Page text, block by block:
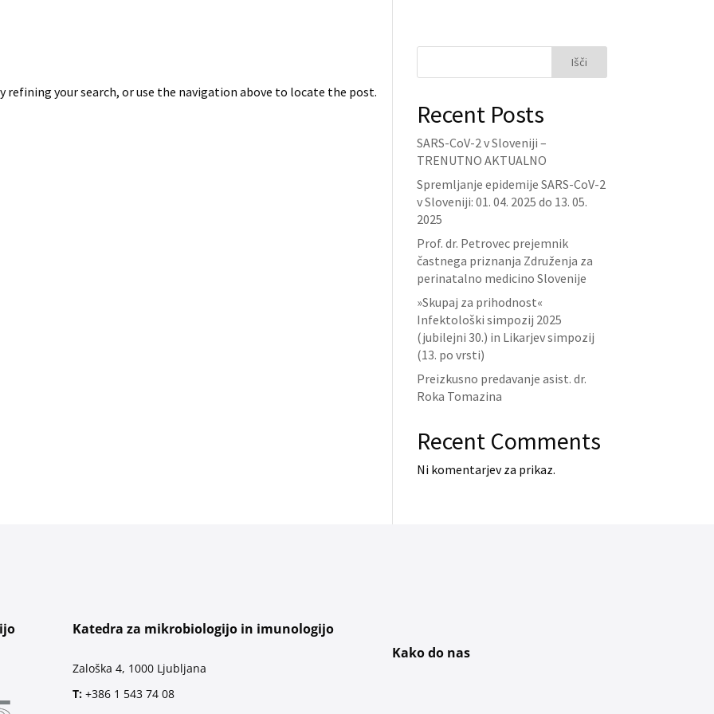
refining your search, or use the navigation above to locate the post.
Išči
Recent Posts
SARS-CoV-2 v Sloveniji –
TRENUTNO AKTUALNO
Spremljanje epidemije SARS-CoV-2
v Sloveniji: 01. 04. 2025 do 13. 05.
2025
Prof. dr. Petrovec prejemnik
častnega priznanja Združenja za
perinatalno medicino Slovenije
»Skupaj za prihodnost«
Infektološki simpozij 2025
(jubilejni 30.) in Likarjev simpozij
(13. po vrsti)
Preizkusno predavanje asist. dr.
Roka Tomazina
Recent Comments
Ni komentarjev za prikaz.
Katedra za mikrobiologijo in imunologijo
Zaloška 4, 1000 Ljubljana
T: +386 1 543 74 08
Kako do nas